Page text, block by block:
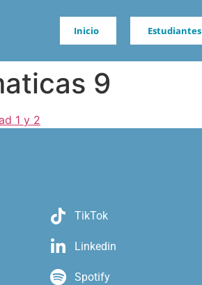
Inicio Estudiantes
9
1 y 2
TikTok
Linkedin
Spotify